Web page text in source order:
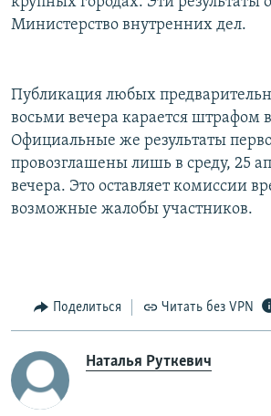
Министерство внутренних дел.
Публикация любых
восьми вечера карается штрафом
Официальные же результаты
провозглашены лишь в среду, 25
вечера. Это оставляет комиссии
возможные жалобы участников.
Поделиться Читать без VPN
Наталья Руткевич